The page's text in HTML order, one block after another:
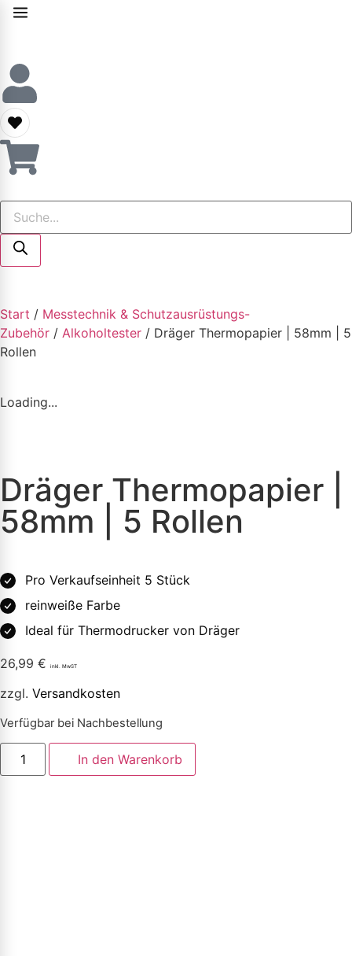
Start / Messtechnik & Schutzausrüstungs-
Zubehör / Alkoholtester / Dräger Thermopapier | 58mm | 5
Rollen
Loading...
Dräger Thermopapier |
58mm | 5 Rollen
Pro Verkaufseinheit 5 Stück
reinweiße Farbe
Ideal für Thermodrucker von Dräger
26,99 € inkl. MwST
zzgl. Versandkosten
Verfügbar bei Nachbestellung
In den Warenkorb